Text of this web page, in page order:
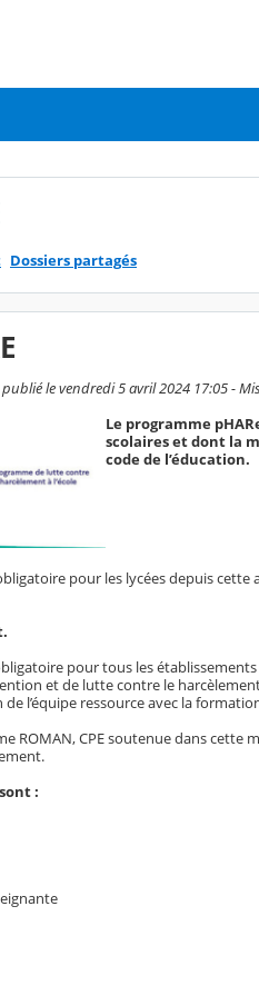
Dossiers partagés
le vendredi 5 avril 2024 17:05 -
Le programme
scolaires et dont la
code de l’éducation.
pour les lycées depuis cette
pour tous les
et de lutte contre le harcèlement
l’équipe ressource avec la
ROMAN, CPE soutenue dans cette
: